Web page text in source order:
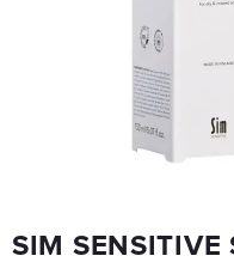
Rek.
SIM SENSITIVE